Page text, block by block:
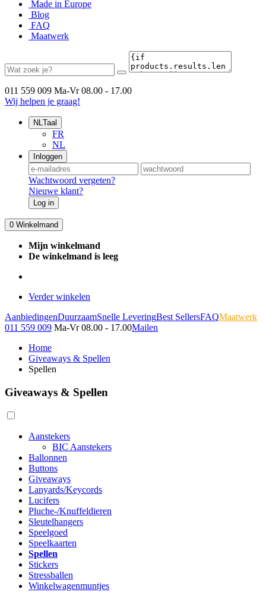
Made in Europe
Blog
FAQ
Maatwerk
011 559 009 Ma-Vr 08.00 - 17.00
Wij helpen je graag!
NLTaal
FR
NL
Inloggen
Wachtwoord vergeten?
Nieuwe klant?
Log in
0 Winkelmand
Mijn winkelmand
De winkelmand is leeg
Verder winkelen
AanbiedingenDuurzaamSnelle LeveringBest SellersFAQMaatwerk
011 559 009 Ma-Vr 08.00 - 17.00Mailen
Home
Giveaways & Spellen
Spellen
Giveaways & Spellen
Aanstekers
BIC Aanstekers
Ballonnen
Buttons
Giveaways
Lanyards/Keycords
Lucifers
Pluche-/Knuffeldieren
Sleutelhangers
Speelgoed
Speelkaarten
Spellen
Stickers
Stressballen
Winkelwagenmuntjes